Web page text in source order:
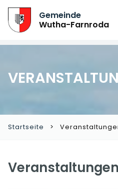
Gemeinde
Wutha-Farnroda
Startseite